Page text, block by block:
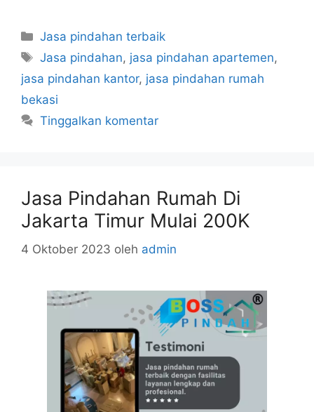
Jasa pindahan terbaik
Jasa pindahan, jasa pindahan apartemen,
jasa pindahan kantor, jasa pindahan rumah
bekasi
Tinggalkan komentar
Jasa Pindahan Rumah Di
Jakarta Timur Mulai 200K
4 Oktober 2023 oleh admin